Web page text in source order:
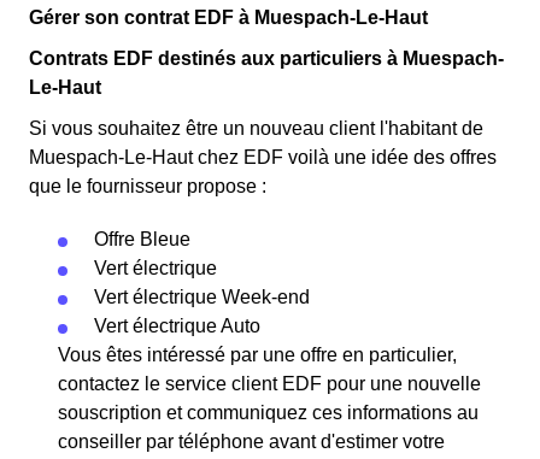
Gérer son contrat EDF à Muespach-Le-Haut
Contrats EDF destinés aux particuliers à Muespach-
Le-Haut
Si vous souhaitez être un nouveau client l'habitant de
Muespach-Le-Haut chez EDF voilà une idée des offres
que le fournisseur propose :
Offre Bleue
Vert électrique
Vert électrique Week-end
Vert électrique Auto
Vous êtes intéressé par une offre en particulier,
contactez le service client EDF pour une nouvelle
souscription et communiquez ces informations au
conseiller par téléphone avant d'estimer votre